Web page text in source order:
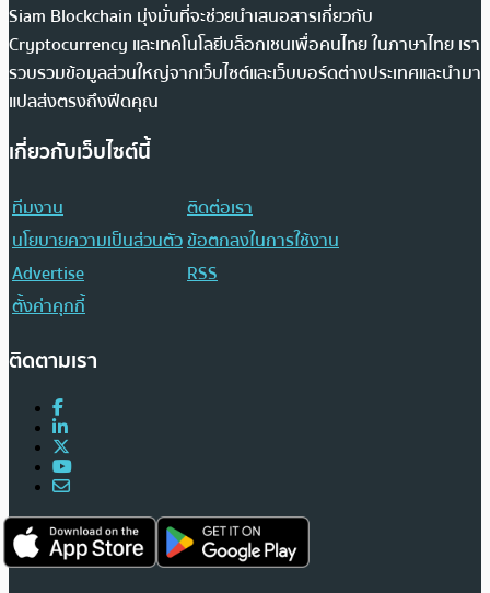
Siam Blockchain มุ่งมั่นที่จะช่วยนำเสนอสารเกี่ยวกับ
Cryptocurrency และเทคโนโลยีบล็อกเชนเพื่อคนไทย ในภาษาไทย เรา
รวบรวมข้อมูลส่วนใหญ่จากเว็บไซต์และเว็บบอร์ดต่างประเทศและนำมา
แปลส่งตรงถึงฟีดคุณ
เกี่ยวกับเว็บไซต์นี้
ทีมงาน
ติดต่อเรา
นโยบายความเป็นส่วนตัวข้อตกลงในการใช้งาน
Advertise
RSS
ตั้งค่าคุกกี้
ติดตามเรา